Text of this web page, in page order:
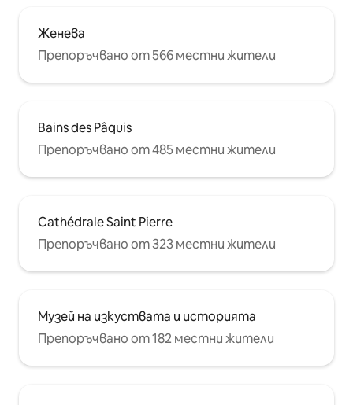
Женева
Препоръчвано от 566 местни жители
Bains des Pâquis
Препоръчвано от 485 местни жители
Cathédrale Saint Pierre
Препоръчвано от 323 местни жители
Музей на изкуствата и историята
Препоръчвано от 182 местни жители